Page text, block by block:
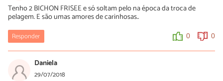
Tenho 2 BICHON FRISEE e só soltam pelo na época da troca de
pelagem. E são umas amores de carinhosas..
Responder 0 0
Daniela
29/07/2018